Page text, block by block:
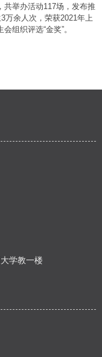
共举办活动117场，发布推
万余人次，荣获2021年上
组织评选“金奖”。
学教一楼